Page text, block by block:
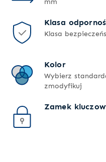
Klasa
Klasa
Kolor
Wybierz
zmodyfikuj
Zamek